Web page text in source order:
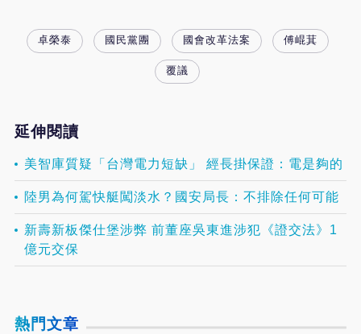
卓榮泰 國民黨團 國會改革法案 傅崐萁
覆議
延伸閱讀
美智庫質疑「台灣電力短缺」 經長掛保證：電是夠的
陸男為何駕快艇闖淡水？國安局長：不排除任何可能
新壽新板傑仕堡涉弊 前董座吳東進涉犯《證交法》1
億元交保
熱門文章